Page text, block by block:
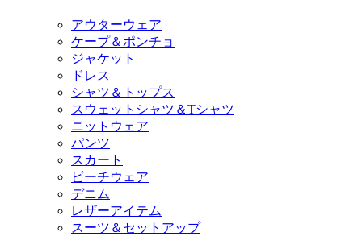
アウターウェア
ケープ＆ポンチョ
ジャケット
ドレス
シャツ＆トップス
スウェットシャツ＆Tシャツ
ニットウェア
パンツ
スカート
ビーチウェア
デニム
レザーアイテム
スーツ＆セットアップ